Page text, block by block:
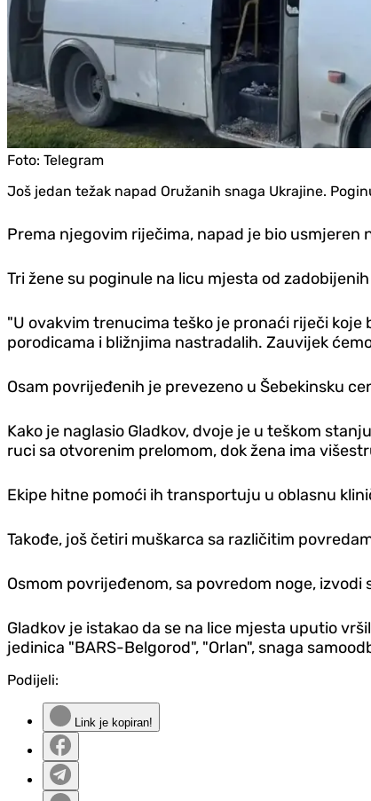
Foto: Telegram
Još jedan težak napad Oružanih snaga Ukrajine.
Prema njegovim riječima, napad je bio usmjeren
Tri žene su poginule na licu mjesta od
"U ovakvim trenucima teško je pronaći riječi koje
porodicama i bližnjima nastradalih. Zauvijek
Osam povrijeđenih je prevezeno u Šebekinsku
Kako je naglasio Gladkov, dvoje je u teškom
ruci sa otvorenim prelomom, dok žena ima
Ekipe hitne pomoći ih transportuju u oblasnu
Takođe, još četiri muškarca sa različitim
Osmom povrijeđenom, sa povredom noge,
Gladkov je istakao da se na lice mjesta uputio
jedinica "BARS-Belgorod", "Orlan", snaga
Podijeli:
Link je kopiran!